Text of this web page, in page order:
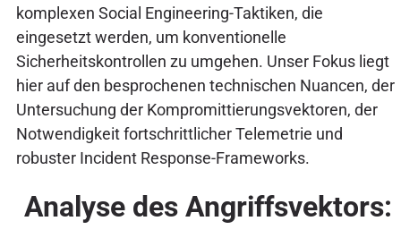
komplexen Social Engineering-Taktiken, die
eingesetzt werden, um konventionelle
Sicherheitskontrollen zu umgehen. Unser Fokus liegt
hier auf den besprochenen technischen Nuancen, der
Untersuchung der Kompromittierungsvektoren, der
Notwendigkeit fortschrittlicher Telemetrie und
robuster Incident Response-Frameworks.
Analyse des Angriffsvektors: